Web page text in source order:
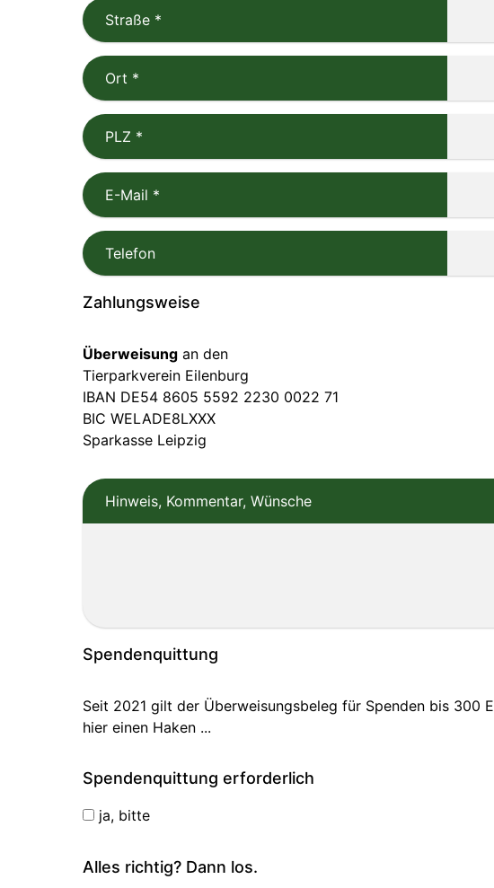
Straße *
Ort *
PLZ *
E-Mail *
Telefon
Zahlungsweise
Überweisung an den
Tierparkverein Eilenburg
IBAN DE54 8605 5592 2230 0022 71
BIC WELADE8LXXX
Sparkasse Leipzig
Hinweis, Kommentar, Wünsche
Spendenquittung
Seit 2021 gilt der Überweisungsbeleg für Spenden bis 300
hier einen Haken ...
Spendenquittung erforderlich
ja, bitte
Alles richtig? Dann los.